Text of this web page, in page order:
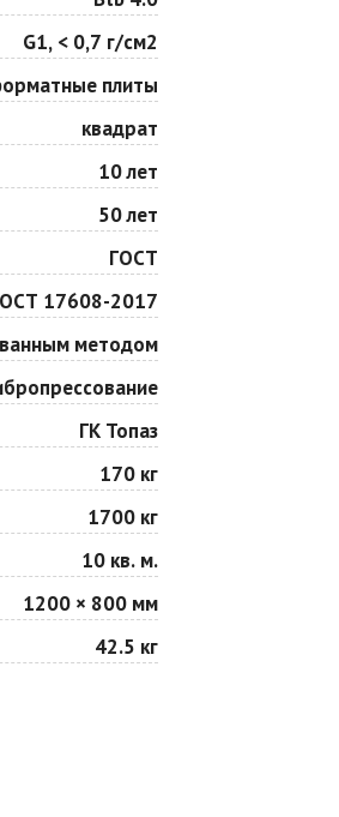
G1, < 0,7 г/см2
плиты
квадрат
10 лет
50 лет
ГОСТ
17608-2017
методом
ГК Топаз
170 кг
1700 кг
10 кв. м.
1200 × 800 мм
42.5 кг